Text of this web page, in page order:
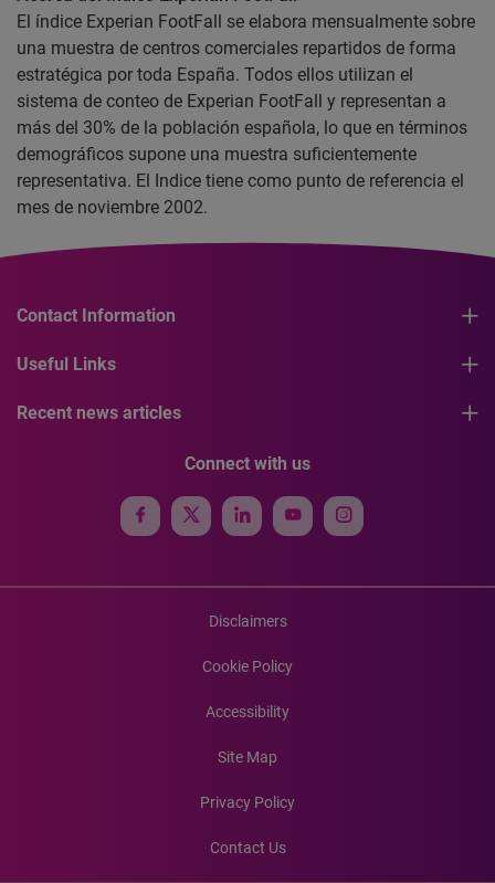
El índice Experian FootFall se elabora mensualmente sobre
una muestra de centros comerciales repartidos de forma
estratégica por toda España. Todos ellos utilizan el
sistema de conteo de Experian FootFall y representan a
más del 30% de la población española, lo que en términos
demográficos supone una muestra suficientemente
representativa. El Indice tiene como punto de referencia el
mes de noviembre 2002.
Contact Information
Useful Links
Recent news articles
Connect with us
Disclaimers
Cookie Policy
Accessibility
Site Map
Privacy Policy
Contact Us